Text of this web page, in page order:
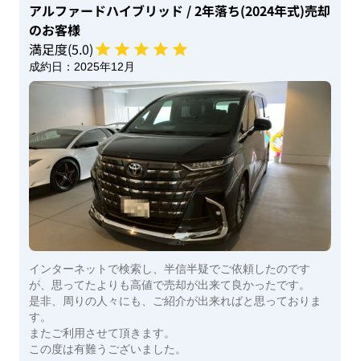
アルファードハイブリッド / 2年落ち(2024年式)売却
のお客様
満足度(5.0)
成約日： 2025年12月
インターネットで検索し、半信半疑でご依頼したのです
が、思ってたよりも高値で売却が出来て良かったです。
是非、周りの人々にも、ご紹介が出来ればと思っておりま
す。
またご利用させて頂きます。
この度は有難うございました。